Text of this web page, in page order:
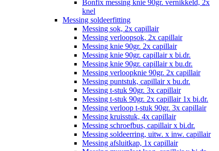
Bonfix messing knie 90gr. vernikkeld, 2x
knel
Messing soldeerfitting
Messing sok, 2x capillair
Messing verloopsok, 2x capillair
Messing knie 90gr. 2x capillair
Messing knie 90gr. capillair x bi.dr.
Messing knie 90gr. capillair x bu.dr.
Messing verloopknie 90gr. 2x capillair
Messing puntstuk, capillair x bu.dr.
Messing t-stuk 90gr. 3x capillair
Messing t-stuk 90gr. 2x capillair 1x bi.dr.
Messing verloop t-stuk 90gr. 3x capillair
Messing kruisstuk, 4x capillair
Messing schroefbus, capillair x bi.dr.
Messing soldeerring, uitw. x inw. capillair
Messing afsluitkap, 1x capillair